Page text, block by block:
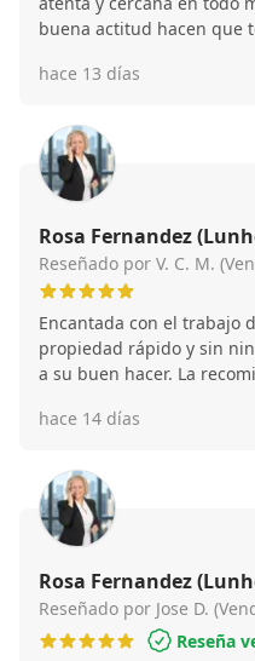
buena actitud hacen que
hace 13 días
Rosa Fernandez
Reseñado por V. C. M.
Encantada con el trabajo
propiedad rápido y sin
a su buen hacer. La
hace 14 días
Rosa Fernandez
Reseñado por Jose D.
Reseña